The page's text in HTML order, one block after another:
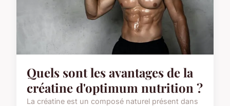
Quels sont les avantages de la
créatine d'optimum nutrition ?
La créatine est un composé naturel présent dans